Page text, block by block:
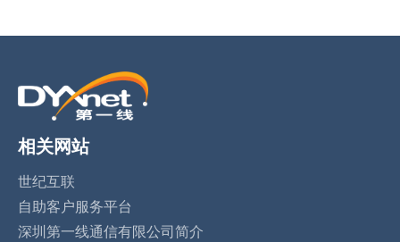
相关网站
世纪互联
自助客户服务平台
深圳第一线通信有限公司简介